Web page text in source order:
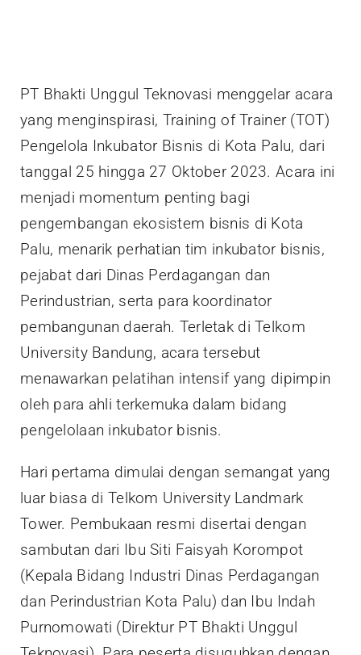
PT Bhakti Unggul Teknovasi menggelar acara
yang menginspirasi, Training of Trainer (TOT)
Pengelola Inkubator Bisnis di Kota Palu, dari
tanggal 25 hingga 27 Oktober 2023. Acara ini
menjadi momentum penting bagi
pengembangan ekosistem bisnis di Kota
Palu, menarik perhatian tim inkubator bisnis,
pejabat dari Dinas Perdagangan dan
Perindustrian, serta para koordinator
pembangunan daerah. Terletak di Telkom
University Bandung, acara tersebut
menawarkan pelatihan intensif yang dipimpin
oleh para ahli terkemuka dalam bidang
pengelolaan inkubator bisnis.
Hari pertama dimulai dengan semangat yang
luar biasa di Telkom University Landmark
Tower. Pembukaan resmi disertai dengan
sambutan dari Ibu Siti Faisyah Korompot
(Kepala Bidang Industri Dinas Perdagangan
dan Perindustrian Kota Palu) dan Ibu Indah
Purnomowati (Direktur PT Bhakti Unggul